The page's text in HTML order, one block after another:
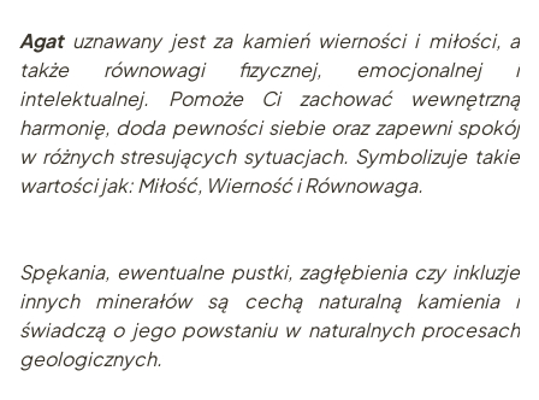
Agatuznawany jest za kamień wierności i miłości, a
także równowagi fizycznej, emocjonalnej i
intelektualnej. Pomoże Ci zachować wewnętrzną
harmonię, doda pewności siebie oraz zapewni spokój
w różnych stresujących sytuacjach. Symbolizuje takie
wartości jak: Miłość, Wierność i Równowaga.
Spękania, ewentualne pustki, zagłębienia czy inkluzje
innych minerałów są cechą naturalną kamienia i
świadczą o jego powstaniu w naturalnych procesach
geologicznych.